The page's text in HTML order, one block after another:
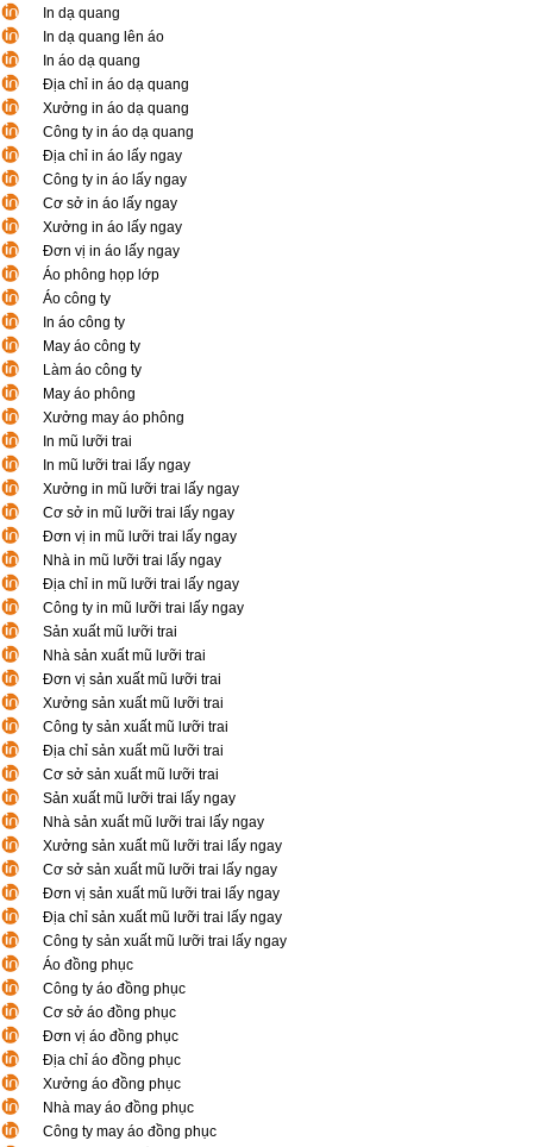
In dạ quang
In dạ quang lên áo
In áo dạ quang
Địa chỉ in áo dạ quang
Xưởng in áo dạ quang
Công ty in áo dạ quang
Địa chỉ in áo lấy ngay
Công ty in áo lấy ngay
Cơ sở in áo lấy ngay
Xưởng in áo lấy ngay
Đơn vị in áo lấy ngay
Áo phông họp lớp
Áo công ty
In áo công ty
May áo công ty
Làm áo công ty
May áo phông
Xưởng may áo phông
In mũ lưỡi trai
In mũ lưỡi trai lấy ngay
Xưởng in mũ lưỡi trai lấy ngay
Cơ sở in mũ lưỡi trai lấy ngay
Đơn vị in mũ lưỡi trai lấy ngay
Nhà in mũ lưỡi trai lấy ngay
Địa chỉ in mũ lưỡi trai lấy ngay
Công ty in mũ lưỡi trai lấy ngay
Sản xuất mũ lưỡi trai
Nhà sản xuất mũ lưỡi trai
Đơn vị sản xuất mũ lưỡi trai
Xưởng sản xuất mũ lưỡi trai
Công ty sản xuất mũ lưỡi trai
Địa chỉ sản xuất mũ lưỡi trai
Cơ sở sản xuất mũ lưỡi trai
Sản xuất mũ lưỡi trai lấy ngay
Nhà sản xuất mũ lưỡi trai lấy ngay
Xưởng sản xuất mũ lưỡi trai lấy ngay
Cơ sở sản xuất mũ lưỡi trai lấy ngay
Đơn vị sản xuất mũ lưỡi trai lấy ngay
Địa chỉ sản xuất mũ lưỡi trai lấy ngay
Công ty sản xuất mũ lưỡi trai lấy ngay
Áo đồng phục
Công ty áo đồng phục
Cơ sở áo đồng phục
Đơn vị áo đồng phục
Địa chỉ áo đồng phục
Xưởng áo đồng phục
Nhà may áo đồng phục
Công ty may áo đồng phục